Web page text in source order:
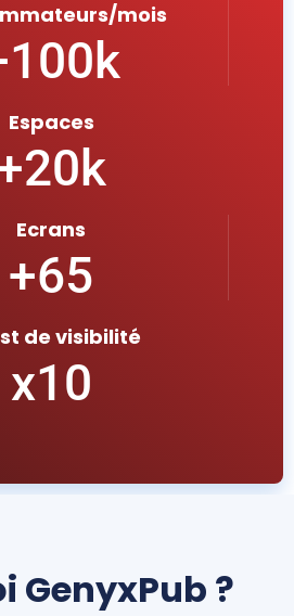
mois
100k
Espaces
20k
Ecrans
+65
de visibilité
x10
GenyxPub ?